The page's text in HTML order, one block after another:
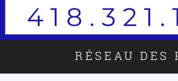
RÉSEAU DES